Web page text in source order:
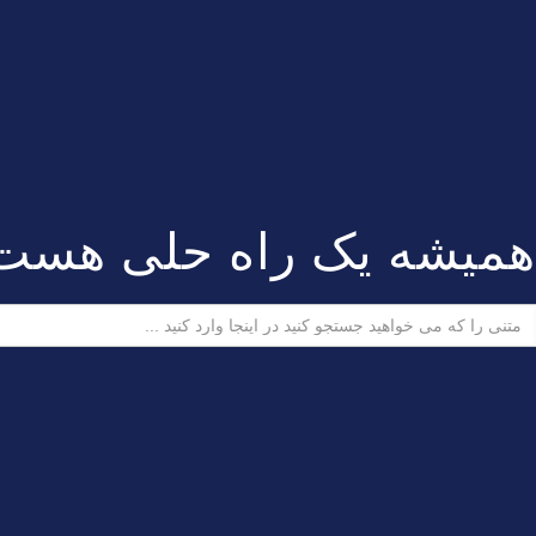
همیشه یک راه حلی
جستجو
برای: